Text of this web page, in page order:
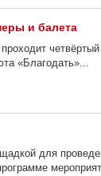
и балета
«Благодать»...
для